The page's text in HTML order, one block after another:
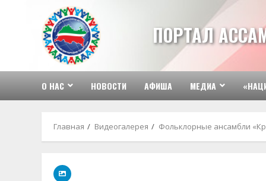
содержимому
ПОРТАЛ
О НАС НОВОСТИ АФИША МЕДИА
Главная Видеогалерея Фольклорные ансамбли